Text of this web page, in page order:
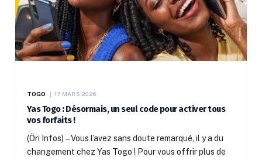
TOGO 17 MARS 2026
Yas Togo : Désormais, un seul code pour activer tous
vos forfaits !
(Öri Infos) – Vous l’avez sans doute remarqué, il y a du
changement chez Yas Togo ! Pour vous offrir plus de